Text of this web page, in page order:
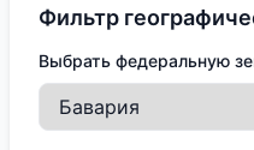
Фильтр
Выбрать федеральную